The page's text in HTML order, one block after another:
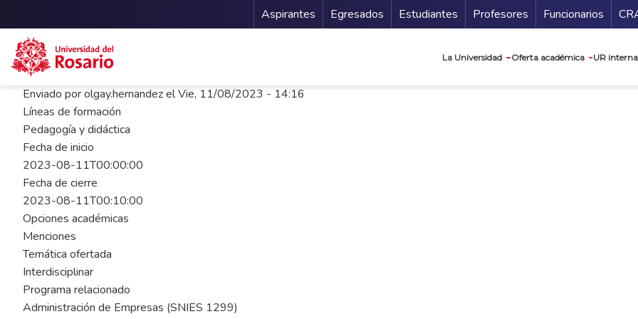
Pasar al contenido principal
Menu Secundario
Aspirantes Egresados Estudiantes Profesores Funcionarios
La Universidad Oferta académica UR
Enviado porolgay.hernandezelVie, 11/08/2023 - 14:16
Líneas de formación
Pedagogía y didáctica
Fecha de inicio
2023-08-11T00:00:00
Fecha de cierre
2023-08-11T00:10:00
Opciones académicas
Menciones
Temática ofertada
Interdisciplinar
Programa relacionado
Administración de Empresas (SNIES 1299)